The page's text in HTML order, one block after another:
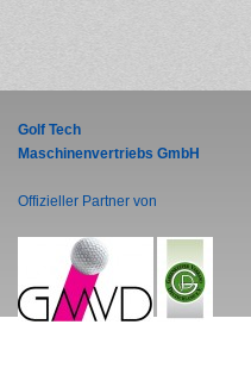
Golf Tech
Maschinenvertriebs GmbH
Offizieller Partner von